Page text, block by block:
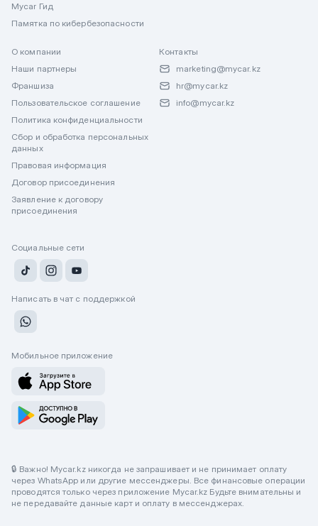
Mycar Гид
Памятка по кибербезопасности
О компании
Наши партнеры
Франшиза
Пользовательское соглашение
Политика конфиденциальности
Сбор и обработка персональных
данных
Правовая информация
Договор присоединения
Заявление к договору
присоединения
Контакты
marketing@mycar.kz
hr@mycar.kz
info@mycar.kz
Социальные сети
Написать в чат с поддержкой
Мобильное приложение
🔒 Важно! Mycar.kz никогда не запрашивает и не принимает оплату
через WhatsApp или другие мессенджеры. Все финансовые операции
проводятся только через приложение Mycar.kz Будьте внимательны и
не передавайте данные карт и оплату в мессенджерах.